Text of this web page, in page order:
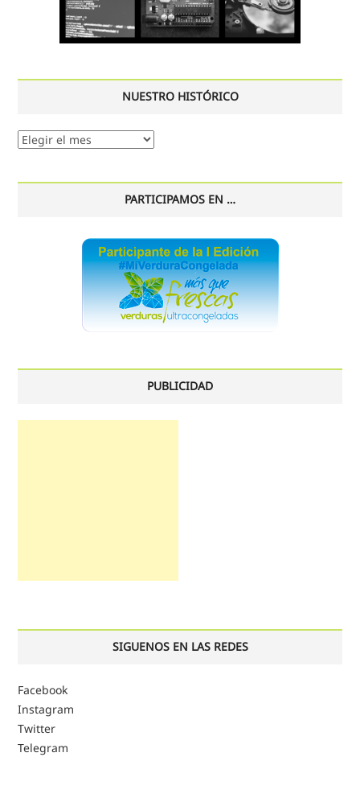
NUESTRO HISTÓRICO
Nuestro
PARTICIPAMOS EN …
PUBLICIDAD
SIGUENOS EN LAS REDES
Facebook
Instagram
Twitter
Telegram